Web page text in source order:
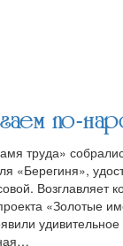
по-
труда»
«Берегиня»,
Возглавляет
«Золотые